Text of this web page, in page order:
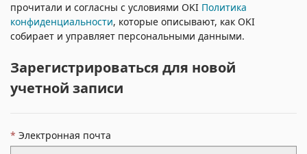
прочитали и согласны с условиями OKI Политика
конфиденциальности, которые описывают, как OKI
собирает и управляет персональными данными.
Зарегистрироваться для новой
учетной записи
Электронная почта